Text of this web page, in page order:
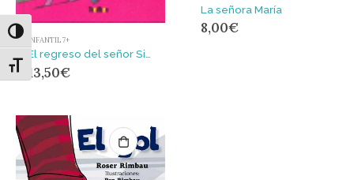
Alternar alto contraste
Alternar tamaño de letra
INFANTIL 7+
El regreso del señor Silvestre
13,50€
La señora María
8,00€